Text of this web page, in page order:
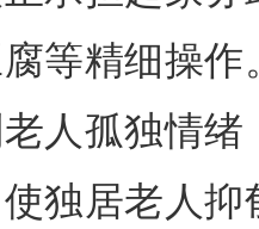
等精细操
人孤独情
独居老人